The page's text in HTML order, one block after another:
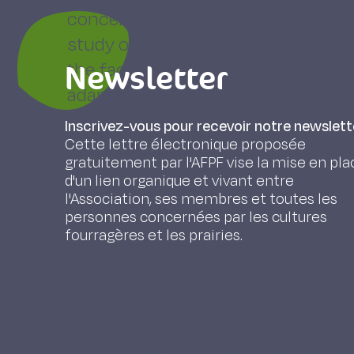
concentrates, for there is a lack of
study of dairy farms in the Pô
the fact that in both these
adaptations to the European
uncertainties regarding the price
concentrates).
In the Pô region and in northern
density and a strong competition
t DM/ha) constitutes the main
the high stocking rates and the
2007/2008, the rise in the price
in cereal price, alleviating thus
Newsletter
Inscrivez-vous pour recevoir notre
Cette lettre électronique proposée
gratuitement par l'AFPF vise la mise en
d'un lien organique et vivant entre
l'Association, ses membres et toutes les
personnes concernées par les cultures
fourragères et les prairies.